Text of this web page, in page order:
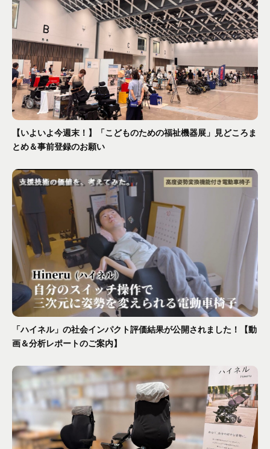
【いよいよ今週末！】「こどものための福祉機器展」見どころま
とめ＆事前登録のお願い
「ハイネル」の社会インパクト評価結果が公開されました！【動
画＆分析レポートのご案内】